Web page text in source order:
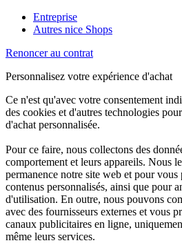
Entreprise
Autres nice Shops
Renoncer au contrat
Personnalisez votre expérience d'achat
Ce n'est qu'avec votre consentement
des cookies et d'autres technologies
d'achat personnalisée.
Pour ce faire, nous collectons des
comportement et leurs appareils. Nous
permanence notre site web et pour
contenus personnalisés, ainsi que pour
d'utilisation. En outre, nous pouvons
avec des fournisseurs externes et vous
canaux publicitaires en ligne,
même leurs services.